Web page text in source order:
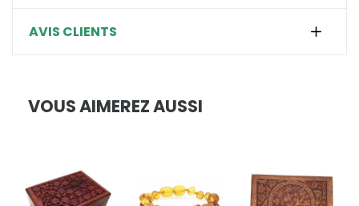
AVIS CLIENTS
VOUS AIMEREZ AUSSI